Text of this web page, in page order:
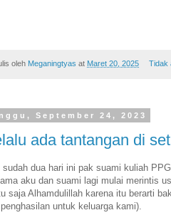
oleh Meganingtyas at Maret 20, 2025 Tidak
September 24, 2023
ada tantangan di
sudah dua hari ini pak suami kuliah
aku dan suami lagi mulai merintis
saja Alhamdulillah karena itu berarti
untuk keluarga kami).